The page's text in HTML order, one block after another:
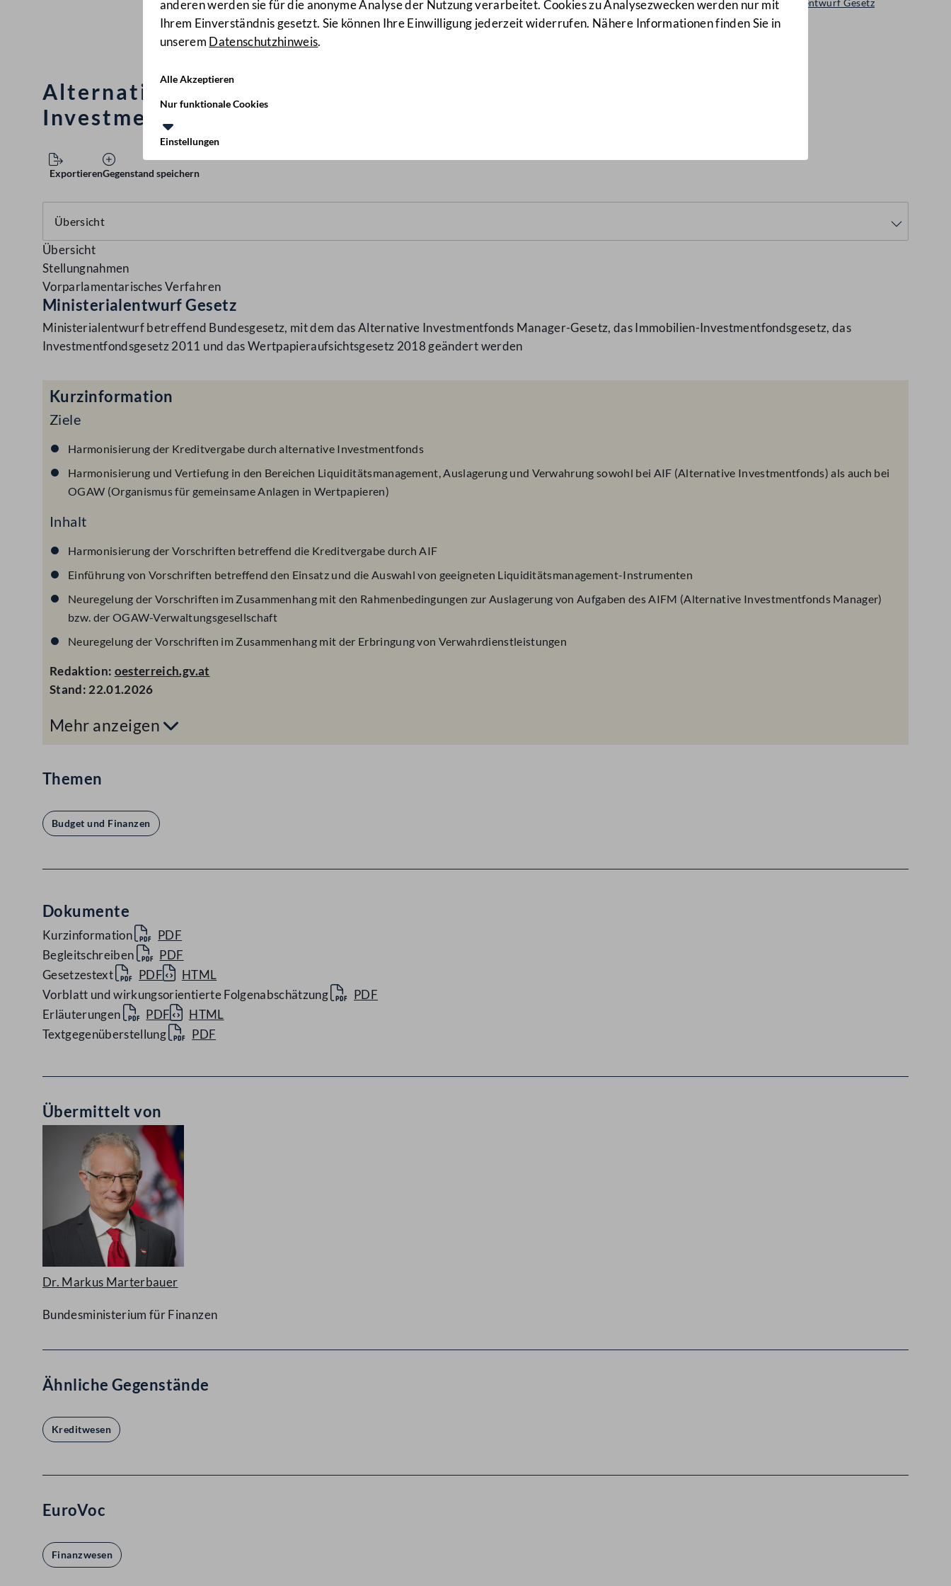
anderen werden sie für die anonyme Analyse der Nutzung verarbeitet. Cookies zu Analysezwecken werden nur mit
Ihrem Einverständnis gesetzt. Sie können Ihre Einwilligung jederzeit widerrufen. Nähere Informationen finden Sie in
unserem Datenschutzhinweis.
Alle Akzeptieren
Nur funktionale Cookies
Einstellungen
Ministerialentwurf Gesetz
76/ME
Alternative Investmentfonds Manager-Gesetz, Immobilien-
Investmentfondsgesetz u.a., Änderung
ExportierenGegenstand speichern
Übersicht
Stellungnahmen
Vorparlamentarisches Verfahren
Ministerialentwurf Gesetz
Ministerialentwurf betreffend Bundesgesetz, mit dem das Alternative Investmentfonds Manager-Gesetz, das Immobilien-Investmentfondsgesetz, das
Investmentfondsgesetz 2011 und das Wertpapieraufsichtsgesetz 2018 geändert werden
Kurzinformation
Ziele
Harmonisierung der Kreditvergabe durch alternative Investmentfonds
Harmonisierung und Vertiefung in den Bereichen Liquiditätsmanagement, Auslagerung und Verwahrung sowohl bei AIF (Alternative Investmentfonds) als auch bei
OGAW (Organismus für gemeinsame Anlagen in Wertpapieren)
Inhalt
Harmonisierung der Vorschriften betreffend die Kreditvergabe durch AIF
Einführung von Vorschriften betreffend den Einsatz und die Auswahl von geeigneten Liquiditätsmanagement-Instrumenten
Neuregelung der Vorschriften im Zusammenhang mit den Rahmenbedingungen zur Auslagerung von Aufgaben des AIFM (Alternative Investmentfonds Manager)
bzw. der OGAW-Verwaltungsgesellschaft
Neuregelung der Vorschriften im Zusammenhang mit der Erbringung von Verwahrdienstleistungen
Redaktion: oesterreich.gv.at
Stand: 22.01.2026
Mehr anzeigen
Themen
Budget und Finanzen
Dokumente
Kurzinformation
PDF
Begleitschreiben
PDF
Gesetzestext
PDF
HTML
Vorblatt und wirkungsorientierte Folgenabschätzung
PDF
Erläuterungen
PDF
HTML
Textgegenüberstellung
PDF
Übermittelt von
Dr. Markus Marterbauer
Bundesministerium für Finanzen
Ähnliche Gegenstände
Kreditwesen
EuroVoc
Finanzwesen